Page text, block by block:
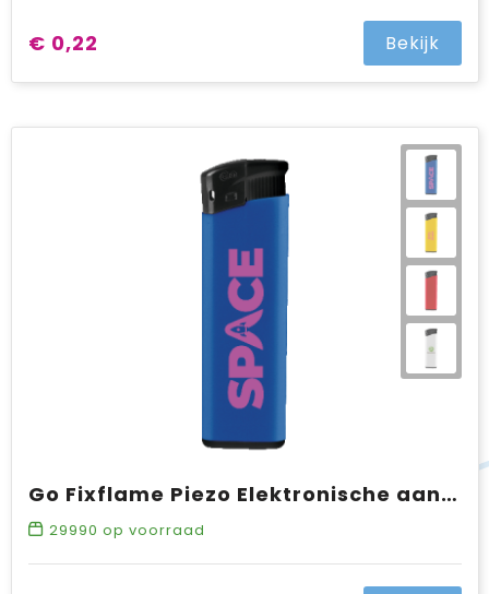
€ 0,22 Bekijk
Go Fixflame Piezo Elektronische aansteker HC, navulbaar
29990 op voorraad